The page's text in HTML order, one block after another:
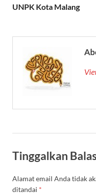
UNPK Kota Malang
Tinggalkan
Alamat email Anda tidak
ditandai *